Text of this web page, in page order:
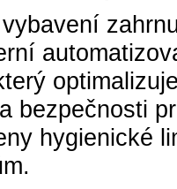
bezpečnosti
hygienické